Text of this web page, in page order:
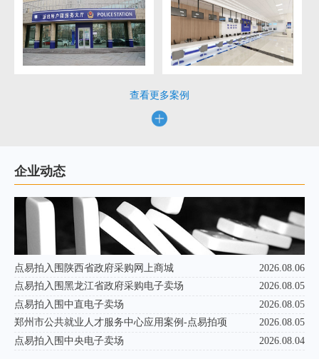
查看更多案例
企业动态
点易拍入围陕西省政府采购网上商城
2026.08.06
点易拍入围黑龙江省政府采购电子卖场
2026.08.05
点易拍入围中直电子卖场
2026.08.05
郑州市公共就业人才服务中心应用案例-点易拍项
2026.08.05
点易拍入围中央电子卖场
2026.08.04